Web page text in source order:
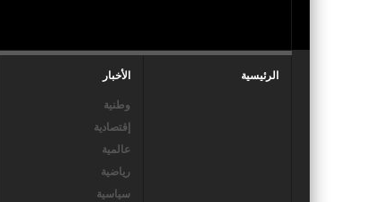
الرئيسية الأخبار
وطنية
إقتصادية
عالمية
رياضية
سياسية